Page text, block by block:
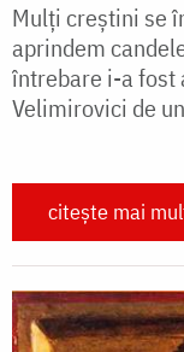
Mulți creștini se
aprindem
întrebare i-a fost
Velimirovici de
citește mai